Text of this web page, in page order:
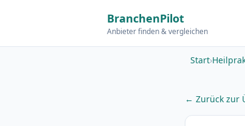
BranchenPilot
Anbieter finden & vergleichen
Start›
← Zurück zur